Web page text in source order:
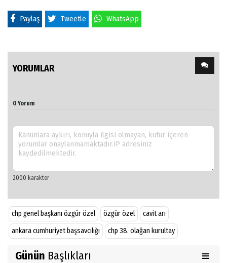
Paylaş Tweetle WhatsApp
YORUMLAR
0 Yorum
chp genel başkanı özgür özel özgür özel
cavit arı
ankara cumhuriyet başsavcılığı
chp 38. olağan kurultay
Günün Başlıkları